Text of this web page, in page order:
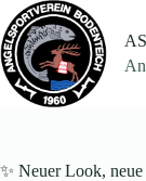
Zum
Inhalt
springen
✨ Neuer Look,